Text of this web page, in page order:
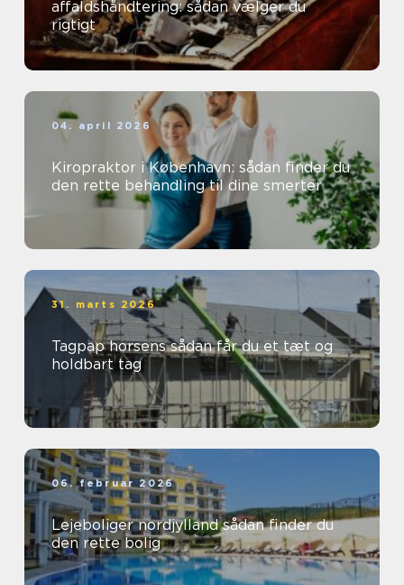
affaldshåndtering: sådan vælger du
rigtigt
04. april 2026
Kiropraktor i København: sådan finder du
den rette behandling til dine smerter
31. marts 2026
Tagpap horsens sådan får du et tæt og
holdbart tag
06. februar 2026
Lejeboliger nordjylland sådan finder du
den rette bolig